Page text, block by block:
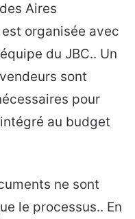
Aires
organisée avec
du JBC.. Un
sont
pour
au budget
ne sont
le processus.. En